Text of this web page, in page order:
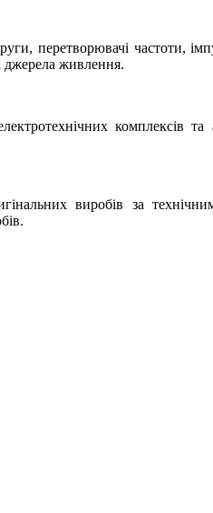
перетворювачі частоти,
джерела живлення.
комплексів та
виробів за